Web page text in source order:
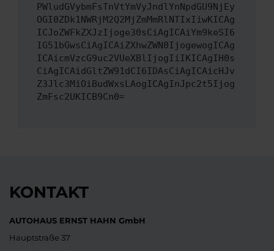
PWludGVybmFsTnVtYmVyJndlYnNpdGU9NjEy
OGI0ZDk1NWRjM2Q2MjZmMmRlNTIxIiwKICAg
ICJoZWFkZXJzIjoge30sCiAgICAiYm9keSI6
IG51bGwsCiAgICAiZXhwZWN0IjogewogICAg
ICAicmVzcG9uc2VUeXBlIjogIiIKICAgIH0s
CiAgICAidGltZW91dCI6IDAsCiAgICAicHJv
Z3Jlc3MiOiBudWxsLAogICAgInJpc2t5Ijog
ZmFsc2UKICB9Cn0=
KONTAKT
AUTOHAUS ERNST HAHN GmbH
Hauptstraße 37